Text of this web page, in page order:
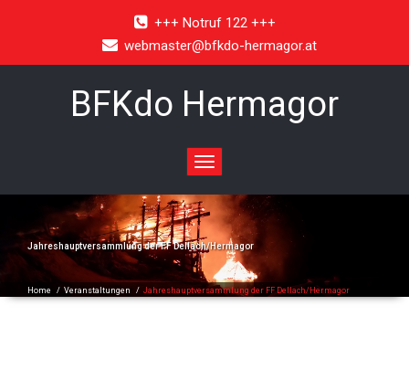
+++ Notruf 122 +++
webmaster@bfkdo-hermagor.at
BFKdo Hermagor
Toggle
navigation
Jahreshauptversammlung der FF Dellach/Hermagor
Home / Veranstaltungen / Jahreshauptversammlung der FF Dellach/Hermagor